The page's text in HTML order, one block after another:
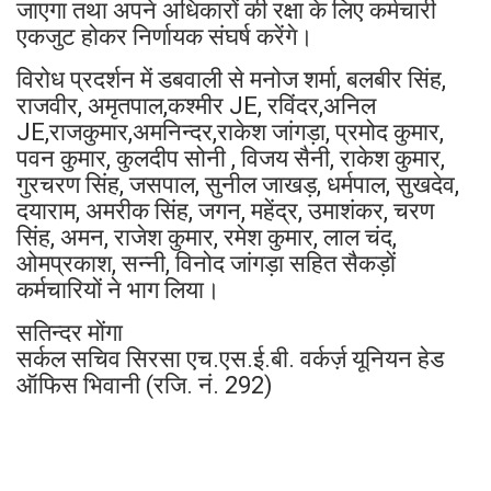
जाएगा तथा अपने अधिकारों की रक्षा के लिए कर्मचारी
एकजुट होकर निर्णायक संघर्ष करेंगे।
विरोध प्रदर्शन में डबवाली से मनोज शर्मा, बलबीर सिंह,
राजवीर, अमृतपाल,कश्मीर JE, रविंदर,अनिल
JE,राजकुमार,अमनिन्दर,राकेश जांगड़ा, प्रमोद कुमार,
पवन कुमार, कुलदीप सोनी , विजय सैनी, राकेश कुमार,
गुरचरण सिंह, जसपाल, सुनील जाखड़, धर्मपाल, सुखदेव,
दयाराम, अमरीक सिंह, जगन, महेंद्र, उमाशंकर, चरण
सिंह, अमन, राजेश कुमार, रमेश कुमार, लाल चंद,
ओमप्रकाश, सन्नी, विनोद जांगड़ा सहित सैकड़ों
कर्मचारियों ने भाग लिया।
सतिन्दर मोंगा
सर्कल सचिव सिरसा एच.एस.ई.बी. वर्कर्ज़ यूनियन हेड
ऑफिस भिवानी (रजि. नं. 292)